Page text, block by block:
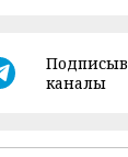
каналы